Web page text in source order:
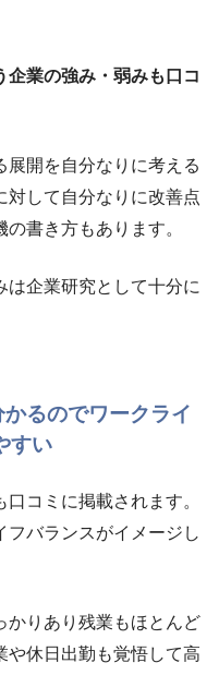
企業の強み・弱みも口コ
展開を自分なりに考える
対して自分なりに改善点
書き方もあります。
は企業研究として十分に
るのでワークライ
すい
コミに掲載されます。
フバランスがイメージし
かりあり残業もほとんど
や休日出勤も覚悟して高